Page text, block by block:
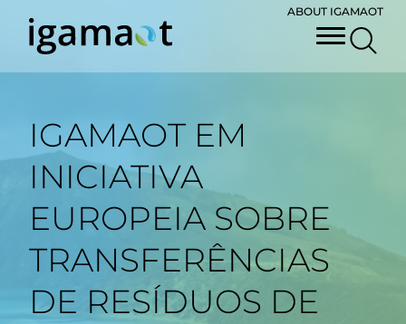
ABOUT IGAMAOT
IGAMAOT EM
INICIATIVA
EUROPEIA SOBRE
TRANSFERÊNCIAS
DE RESÍDUOS DE